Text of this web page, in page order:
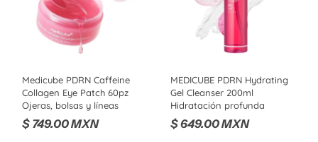
Medicube PDRN Caffeine
Collagen Eye Patch 60pz
Ojeras, bolsas y líneas
$ 749.00 MXN
MEDICUBE PDRN Hydrating
Gel Cleanser 200ml
Hidratación profunda
$ 649.00 MXN